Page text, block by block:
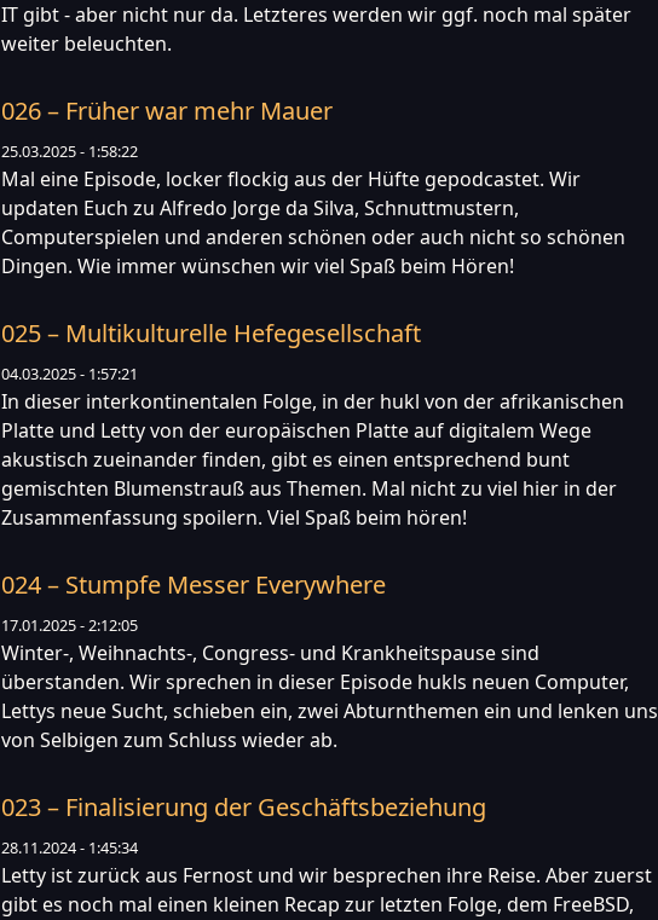
IT gibt - aber nicht nur da. Letzteres werden wir ggf. noch mal später
weiter beleuchten.
026 – Früher war mehr Mauer
25.03.2025 - 1:58:22
Mal eine Episode, locker flockig aus der Hüfte gepodcastet. Wir
updaten Euch zu Alfredo Jorge da Silva, Schnuttmustern,
Computerspielen und anderen schönen oder auch nicht so schönen
Dingen. Wie immer wünschen wir viel Spaß beim Hören!
025 – Multikulturelle Hefegesellschaft
04.03.2025 - 1:57:21
In dieser interkontinentalen Folge, in der hukl von der afrikanischen
Platte und Letty von der europäischen Platte auf digitalem Wege
akustisch zueinander finden, gibt es einen entsprechend bunt
gemischten Blumenstrauß aus Themen. Mal nicht zu viel hier in der
Zusammenfassung spoilern. Viel Spaß beim hören!
024 – Stumpfe Messer Everywhere
17.01.2025 - 2:12:05
Winter-, Weihnachts-, Congress- und Krankheitspause sind
überstanden. Wir sprechen in dieser Episode hukls neuen Computer,
Lettys neue Sucht, schieben ein, zwei Abturnthemen ein und lenken uns
von Selbigen zum Schluss wieder ab.
023 – Finalisierung der Geschäftsbeziehung
28.11.2024 - 1:45:34
Letty ist zurück aus Fernost und wir besprechen ihre Reise. Aber zuerst
gibt es noch mal einen kleinen Recap zur letzten Folge, dem FreeBSD,